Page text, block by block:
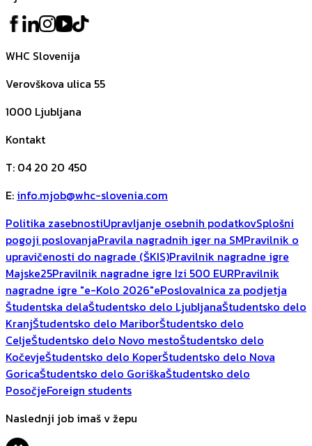
WHC Slovenija
Verovškova ulica 55
1000 Ljubljana
Kontakt
T: 04 20 20 450
E: info.mjob@whc-slovenia.com
Politika zasebnostiUpravljanje osebnih podatkovSplošni
pogoji poslovanjaPravila nagradnih iger na SMPravilnik o
upravičenosti do nagrade (ŠKIS)Pravilnik nagradne igre
Majske25Pravilnik nagradne igre Izi 500 EURPravilnik
nagradne igre "e-Kolo 2026"ePoslovalnica za podjetja
Študentska delaŠtudentsko delo LjubljanaŠtudentsko delo
KranjŠtudentsko delo MariborŠtudentsko delo
CeljeŠtudentsko delo Novo mestoŠtudentsko delo
KočevjeŠtudentsko delo KoperŠtudentsko delo Nova
GoricaŠtudentsko delo GoriškaŠtudentsko delo
PosočjeForeign students
Naslednji job imaš v žepu